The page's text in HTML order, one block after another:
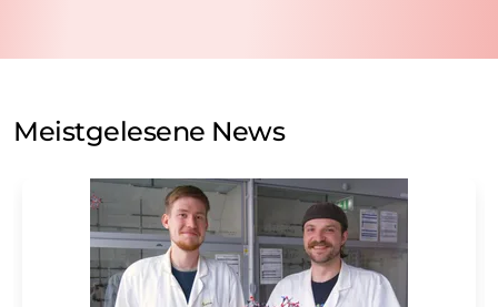
auf Basis unsererDatenschutzerklärung. LUMITOS darf
Meinungsforschung per E-Mail kontaktieren. Ihre
Einwilligung können Sie jederzeit ohne Angabe von
Str. 2, 12489 Berlin oder per E-Mail unter
widerruf@lumitos.commit Wirkung für die Zukunft
widerrufen. Zudem ist in jeder E-Mail ein Link zur
Abbestellung des entsprechenden Newsletters
enthalten.
Meistgelesene News